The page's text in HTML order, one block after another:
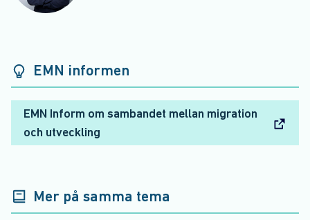
EMN informen
EMN Inform om sambandet mellan migration
och utveckling
Mer på samma tema